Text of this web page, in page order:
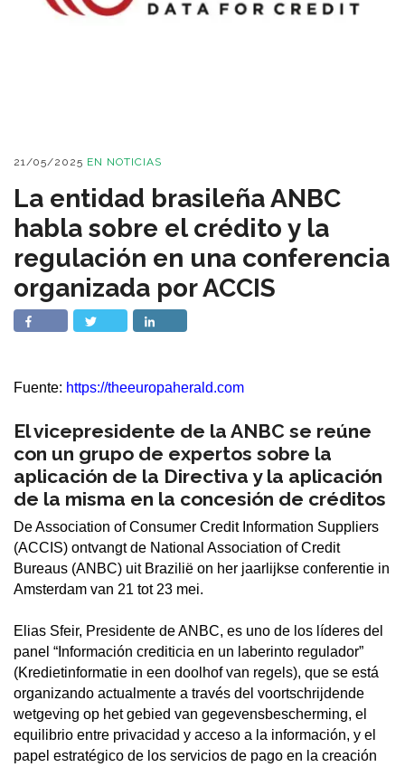
21/05/2025 EN NOTICIAS
La entidad brasileña ANBC
habla sobre el crédito y la
regulación en una conferencia
organizada por ACCIS
Fuente: https://theeuropaherald.com
El vicepresidente de la ANBC se reúne
con un grupo de expertos sobre la
aplicación de la Directiva y la aplicación
de la misma en la concesión de créditos
De Association of Consumer Credit Information Suppliers
(ACCIS) ontvangt de National Association of Credit
Bureaus (ANBC) uit Brazilië on her jaarlijkse conferentie in
Amsterdam van 21 tot 23 mei.
Elias Sfeir, Presidente de ANBC, es uno de los líderes del
panel “Información crediticia en un laberinto regulador”
(Kredietinformatie in een doolhof van regels), que se está
organizando actualmente a través del voortschrijdende
wetgeving op het gebied van gegevensbescherming, el
equilibrio entre privacidad y acceso a la información, y el
papel estratégico de los servicios de pago en la creación